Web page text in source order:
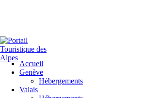
Accueil
Genève
Hébergements
Valais